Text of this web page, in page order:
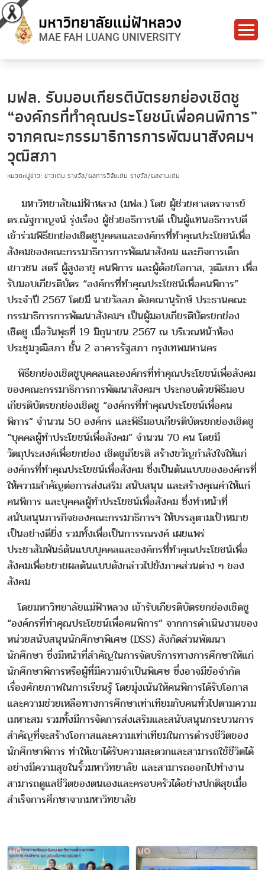
มฟล. รับมอบเกียรติบัตรยกย่องเชิดชู
“องค์กรที่ทำคุณประโยชน์เพื่อคนพิการ”
จากคณะกรรมาธิการการพัฒนาสังคมฯ
วุฒิสภา
หมวดหมู่ข่าว: ข่าวเด่น รางวัล/ผลการวิจัยเด่น รางวัล/ผลงานเด่น
มหาวิทยาลัยแม่ฟ้าหลวง (มฟล.) โดย ผู้ช่วยศาสตราจารย์
ดร.ณัฐกาญจน์ รุ่งเรือง ผู้ช่วยอธิการบดี เป็นผู้แทนอธิการบดี
เข้าร่วมพิธียกย่องเชิดชูบุคคลและองค์กรที่ทำคุณประโยชน์เพื่อ
สังคมของคณะกรรมาธิการการพัฒนาสังคม และกิจการเด็ก
เยาวชน สตรี ผู้สูงอายุ คนพิการ และผู้ด้อยโอกาส, วุฒิสภา เพื่อ
รับมอบเกียรติบัตร “องค์กรที่ทำคุณประโยชน์เพื่อคนพิการ”
ประจำปี 2567 โดยมี นายวัลลภ ตังคณานุรักษ์ ประธานคณะ
กรรมาธิการการพัฒนาสังคมฯ เป็นผู้มอบเกียรติบัตรยกย่อง
เชิดชู เมื่อวันพุธที่ 19 มิถุนายน 2567 ณ บริเวณหน้าห้อง
ประชุมวุฒิสภา ชั้น 2 อาคารรัฐสภา กรุงเทพมหานคร
พิธียกย่องเชิดชูบุคคลและองค์กรที่ทำคุณประโยชน์เพื่อสังคม
ของคณะกรรมาธิการการพัฒนาสังคมฯ ประกอบด้วยพิธีมอบ
เกียรติบัตรยกย่องเชิดชู “องค์กรที่ทำคุณประโยชน์เพื่อคน
พิการ” จำนวน 50 องค์กร และพิธีมอบเกียรติบัตรยกย่องเชิดชู
“บุคคลผู้ทำประโยชน์เพื่อสังคม” จำนวน 70 คน โดยมี
วัตถุประสงค์เพื่อยกย่อง เชิดชูเกียรติ สร้างขวัญกำลังใจให้แก่
องค์กรที่ทำคุณประโยชน์เพื่อสังคม ซึ่งเป็นต้นแบบขององค์กรที่
ให้ความสำคัญต่อการส่งเสริม สนับสนุน และสร้างคุณค่าให้แก่
คนพิการ และบุคคลผู้ทำประโยชน์เพื่อสังคม ซึ่งทำหน้าที่
สนับสนุนภารกิจของคณะกรรมาธิการฯ ให้บรรลุตามเป้าหมาย
เป็นอย่างดียิ่ง รวมทั้งเพื่อเป็นการรณรงค์ เผยแพร่
ประชาสัมพันธ์ต้นแบบบุคคลและองค์กรที่ทำคุณประโยชน์เพื่อ
สังคมเพื่อขยายผลต้นแบบดังกล่าวไปยังภาคส่วนต่าง ๆ ของ
สังคม
โดยมหาวิทยาลัยแม่ฟ้าหลวง เข้ารับเกียรติบัตรยกย่องเชิดชู
“องค์กรที่ทำคุณประโยชน์เพื่อคนพิการ” จากการดำเนินงานของ
หน่วยสนับสนุนนักศึกษาพิเศษ (DSS) สังกัดส่วนพัฒนา
นักศึกษา ซึ่งมีหน้าที่สำคัญในการจัดบริการทางการศึกษาให้แก่
นักศึกษาพิการหรือผู้ที่มีความจำเป็นพิเศษ ซึ่งอาจมีข้อจำกัด
เรื่องศักยภาพในการเรียนรู้ โดยมุ่งเน้นให้คนพิการได้รับโอกาส
และความช่วยเหลือทางการศึกษาเท่าเทียมกับคนทั่วไปตามความ
เมหาะสม รวมทั้งมีการจัดการส่งเสริมและสนับสนุนกระบวนการ
สำคัญที่จะสร้างโอกาสและความเท่าเทียมในการดำรงชีวิตของ
นักศึกษาพิการ ทำให้เขาได้รับความสะดวกและสามารถใช้ชีวิตได้
อย่างมีความสุขในรั้วมหาวิทยาลัย และสามารถออกไปทำงาน
สามารถดูแลชีวิตของตนเองและครอบครัวได้อย่างปกติสุขเมื่อ
สำเร็จการศึกษาจากมหาวิทยาลัย